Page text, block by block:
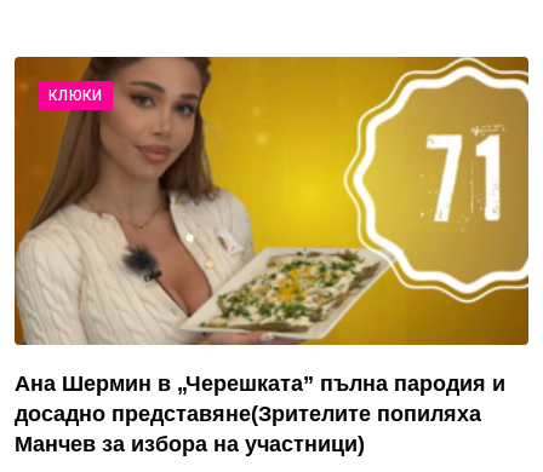
КЛЮКИ
Ана Шермин в „Черешката” пълна пародия и
досадно представяне(Зрителите попиляха
Манчев за избора на участници)